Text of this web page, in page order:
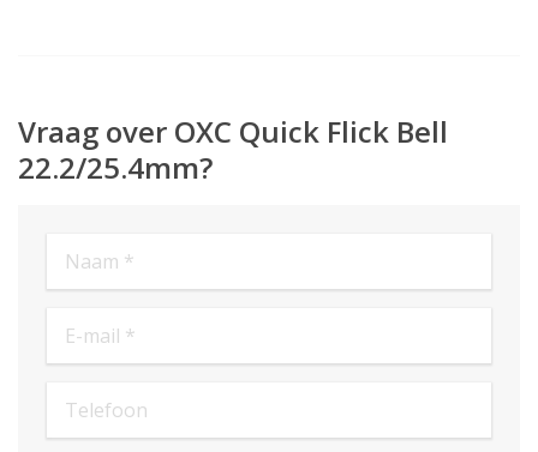
Vraag over OXC Quick Flick Bell
22.2/25.4mm?